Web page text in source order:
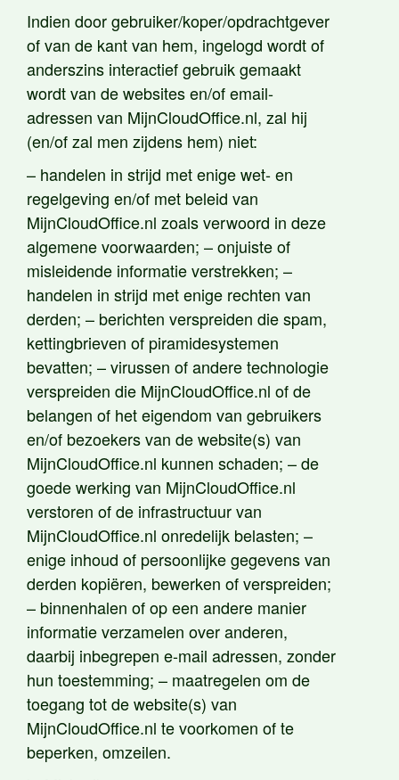
Indien door gebruiker/koper/opdrachtgever
of van de kant van hem, ingelogd wordt of
anderszins interactief gebruik gemaakt
wordt van de websites en/of email-
adressen van MijnCloudOffice.nl, zal hij
(en/of zal men zijdens hem) niet:
– handelen in strijd met enige wet- en
regelgeving en/of met beleid van
MijnCloudOffice.nl zoals verwoord in deze
algemene voorwaarden; – onjuiste of
misleidende informatie verstrekken; –
handelen in strijd met enige rechten van
derden; – berichten verspreiden die spam,
kettingbrieven of piramidesystemen
bevatten; – virussen of andere technologie
verspreiden die MijnCloudOffice.nl of de
belangen of het eigendom van gebruikers
en/of bezoekers van de website(s) van
MijnCloudOffice.nl kunnen schaden; – de
goede werking van MijnCloudOffice.nl
verstoren of de infrastructuur van
MijnCloudOffice.nl onredelijk belasten; –
enige inhoud of persoonlijke gegevens van
derden kopiëren, bewerken of verspreiden;
– binnenhalen of op een andere manier
informatie verzamelen over anderen,
daarbij inbegrepen e-mail adressen, zonder
hun toestemming; – maatregelen om de
toegang tot de website(s) van
MijnCloudOffice.nl te voorkomen of te
beperken, omzeilen.